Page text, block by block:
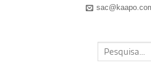
Pesquisar
por: